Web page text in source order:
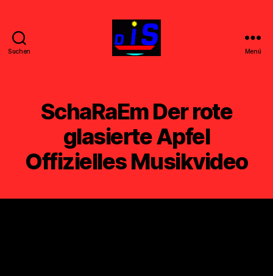
Suchen
k
u
n
s
t
Menü
SchaRaEm Der rote
glasierte Apfel
Offizielles Musikvideo